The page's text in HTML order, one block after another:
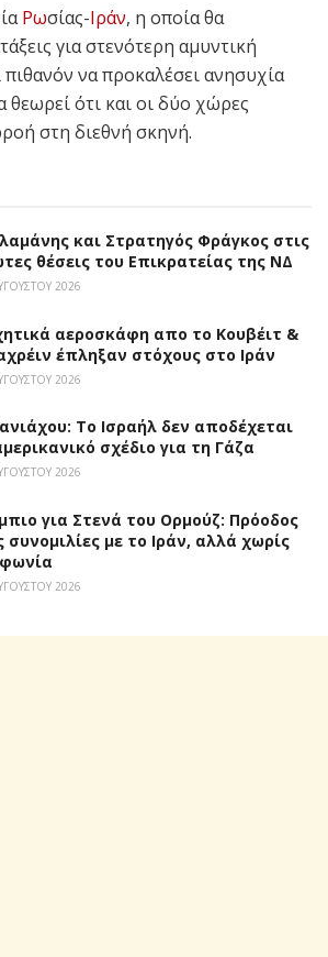
Ρωσίας-Ιράν, η οποία θα
για στενότερη αμυντική
πιθανόν να προκαλέσει ανησυχία
θεωρεί ότι και οι δύο χώρες
στη διεθνή σκηνή.
και Στρατηγός Φράγκος στις
θέσεις του Επικρατείας της ΝΔ
2026
αεροσκάφη απο το Κουβέιτ &
έπληξαν στόχους στο Ιράν
2026
Το Ισραήλ δεν αποδέχεται
σχέδιο για τη Γάζα
2026
για Στενά του Ορμούζ: Πρόοδος
συνομιλίες με το Ιράν, αλλά χωρίς
2026